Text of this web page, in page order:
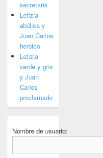
secretaria
Letizia
abúlica y
Juan Carlos
heróico
Letizia
verde y gris
y Juan
Carlos
proclamado
Nombre de usuario: